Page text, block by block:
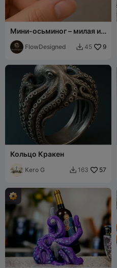
Мини-осьминог – милая и
быстрая печать
FlowDesigned  45 9
Кольцо Кракен
Kero G  163 57